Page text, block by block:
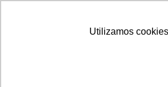
Utilizamos
Utilizamos